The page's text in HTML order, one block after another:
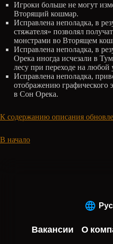
Игроки больше не могут
Вторящий кошмар.
Исправлена неполадка, в
стяжателя» позволял
монстрами во Вторящем
Исправлена неполадка, в
Орека иногда исчезали в
лесу при переходе на любой
Исправлена неполадка,
отображению графического
в Сон Орека.
К содержанию описания
В начало